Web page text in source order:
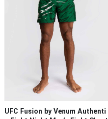
UFC Fusion by Venum Authenti